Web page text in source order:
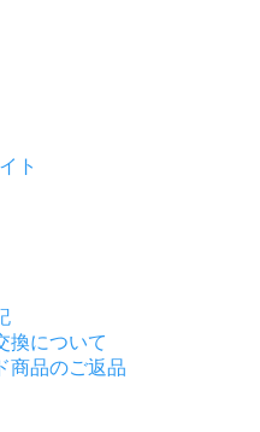
ト
換について
商品のご返品